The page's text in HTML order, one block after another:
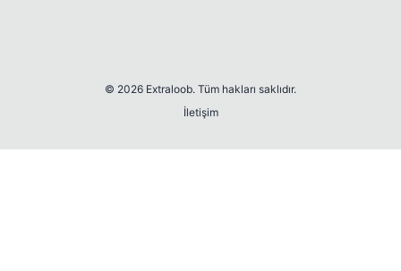
© 2026 Extraloob. Tüm hakları saklıdır.
İletişim